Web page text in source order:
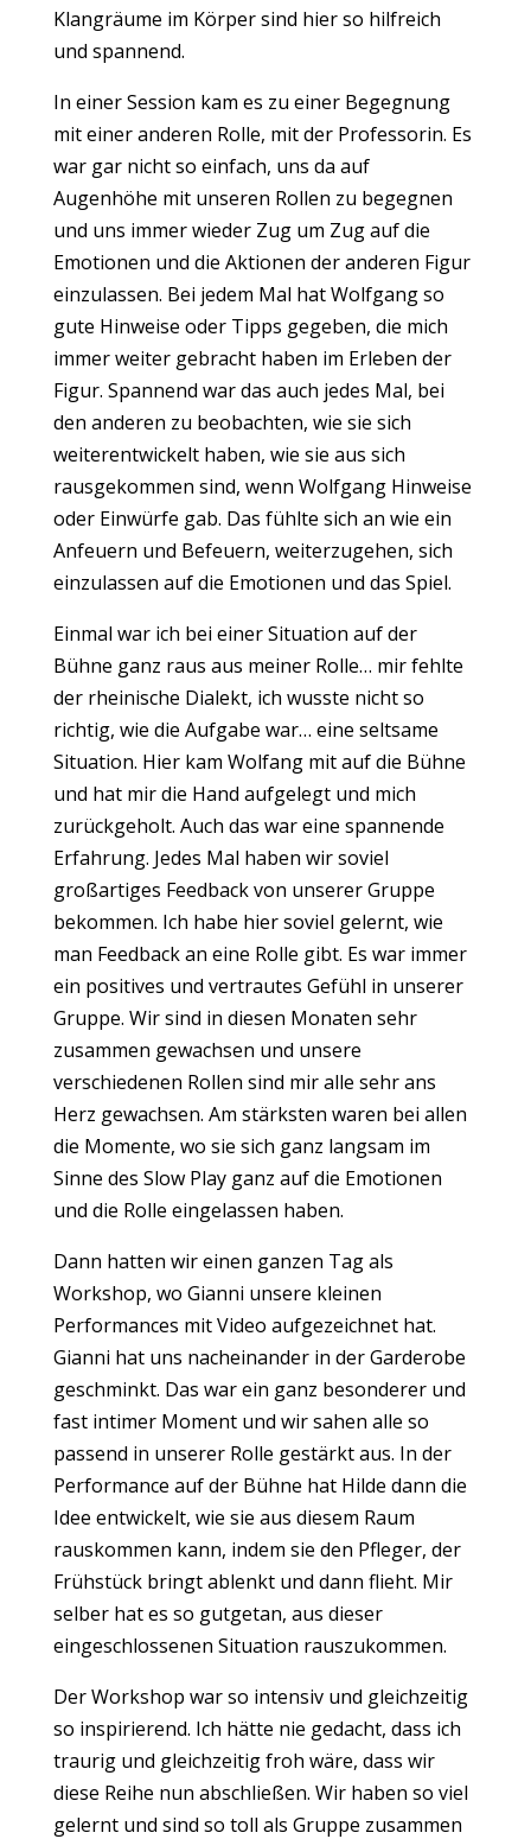
Klangräume im Körper sind hier so hilfreich
und spannend.
In einer Session kam es zu einer Begegnung
mit einer anderen Rolle, mit der Professorin. Es
war gar nicht so einfach, uns da auf
Augenhöhe mit unseren Rollen zu begegnen
und uns immer wieder Zug um Zug auf die
Emotionen und die Aktionen der anderen Figur
einzulassen. Bei jedem Mal hat Wolfgang so
gute Hinweise oder Tipps gegeben, die mich
immer weiter gebracht haben im Erleben der
Figur. Spannend war das auch jedes Mal, bei
den anderen zu beobachten, wie sie sich
weiterentwickelt haben, wie sie aus sich
rausgekommen sind, wenn Wolfgang Hinweise
oder Einwürfe gab. Das fühlte sich an wie ein
Anfeuern und Befeuern, weiterzugehen, sich
einzulassen auf die Emotionen und das Spiel.
Einmal war ich bei einer Situation auf der
Bühne ganz raus aus meiner Rolle… mir fehlte
der rheinische Dialekt, ich wusste nicht so
richtig, wie die Aufgabe war… eine seltsame
Situation. Hier kam Wolfang mit auf die Bühne
und hat mir die Hand aufgelegt und mich
zurückgeholt. Auch das war eine spannende
Erfahrung. Jedes Mal haben wir soviel
großartiges Feedback von unserer Gruppe
bekommen. Ich habe hier soviel gelernt, wie
man Feedback an eine Rolle gibt. Es war immer
ein positives und vertrautes Gefühl in unserer
Gruppe. Wir sind in diesen Monaten sehr
zusammen gewachsen und unsere
verschiedenen Rollen sind mir alle sehr ans
Herz gewachsen. Am stärksten waren bei allen
die Momente, wo sie sich ganz langsam im
Sinne des Slow Play ganz auf die Emotionen
und die Rolle eingelassen haben.
Dann hatten wir einen ganzen Tag als
Workshop, wo Gianni unsere kleinen
Performances mit Video aufgezeichnet hat.
Gianni hat uns nacheinander in der Garderobe
geschminkt. Das war ein ganz besonderer und
fast intimer Moment und wir sahen alle so
passend in unserer Rolle gestärkt aus. In der
Performance auf der Bühne hat Hilde dann die
Idee entwickelt, wie sie aus diesem Raum
rauskommen kann, indem sie den Pfleger, der
Frühstück bringt ablenkt und dann flieht. Mir
selber hat es so gutgetan, aus dieser
eingeschlossenen Situation rauszukommen.
Der Workshop war so intensiv und gleichzeitig
so inspirierend. Ich hätte nie gedacht, dass ich
traurig und gleichzeitig froh wäre, dass wir
diese Reihe nun abschließen. Wir haben so viel
gelernt und sind so toll als Gruppe zusammen